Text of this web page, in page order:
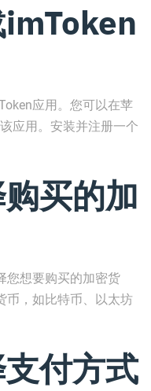
应用。您可以在苹
应用。安装并注册一个
买的加
您想要购买的加密货
币，如比特币、以太坊
付方式